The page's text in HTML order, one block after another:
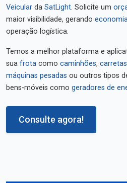
Veicular da SatLight. Solicite um
maior visibilidade, gerando
operação logística.
Temos a melhor plataforma e
sua frota como caminhões, carretas
máquinas pesadas ou outros tipos
bens-móveis como geradores de
Consulte agora!